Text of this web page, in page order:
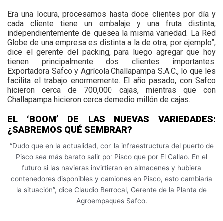
Era una locura, procesamos hasta doce clientes por día y
cada cliente tiene un embalaje y una fruta distinta;
independientemente de quesea la misma variedad. La Red
Globe de una empresa es distinta a la de otra, por ejemplo”,
dice el gerente del packing, para luego agregar que hoy
tienen principalmente dos clientes importantes:
Exportadora Safco y Agrícola Challapampa S.A.C., lo que les
facilita el trabajo enormemente. El año pasado, con Safco
hicieron cerca de 700,000 cajas, mientras que con
Challapampa hicieron cerca demedio millón de cajas.
EL ‘BOOM’ DE LAS NUEVAS VARIEDADES:
¿SABREMOS QUÉ SEMBRAR?
“Dudo que en la actualidad, con la infraestructura del puerto de
Pisco sea más barato salir por Pisco que por El Callao. En el
futuro si las navieras invirtieran en almacenes y hubiera
contenedores disponibles y camiones en Pisco, esto cambiaría
la situación”, dice Claudio Berrocal, Gerente de la Planta de
Agroempaques Safco.